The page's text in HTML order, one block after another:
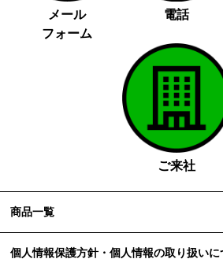
公衆衛生の向上又は児童の健全な育成
がある場合であって、本人の同意を得
国の機関若しくは地方公共団体又はそ
の定める事務を遂行することに対して
であって、本人の同意を得ることによ
障を及ぼすおそれがあるとき
５. 個人情報の取扱業務の委託
場合があります。
その際、弊社は、個人情報を適切に保護で
メール
フォーム
電話
ご来社
商品一覧
個人情報保護方針・個人情報の取り扱いに